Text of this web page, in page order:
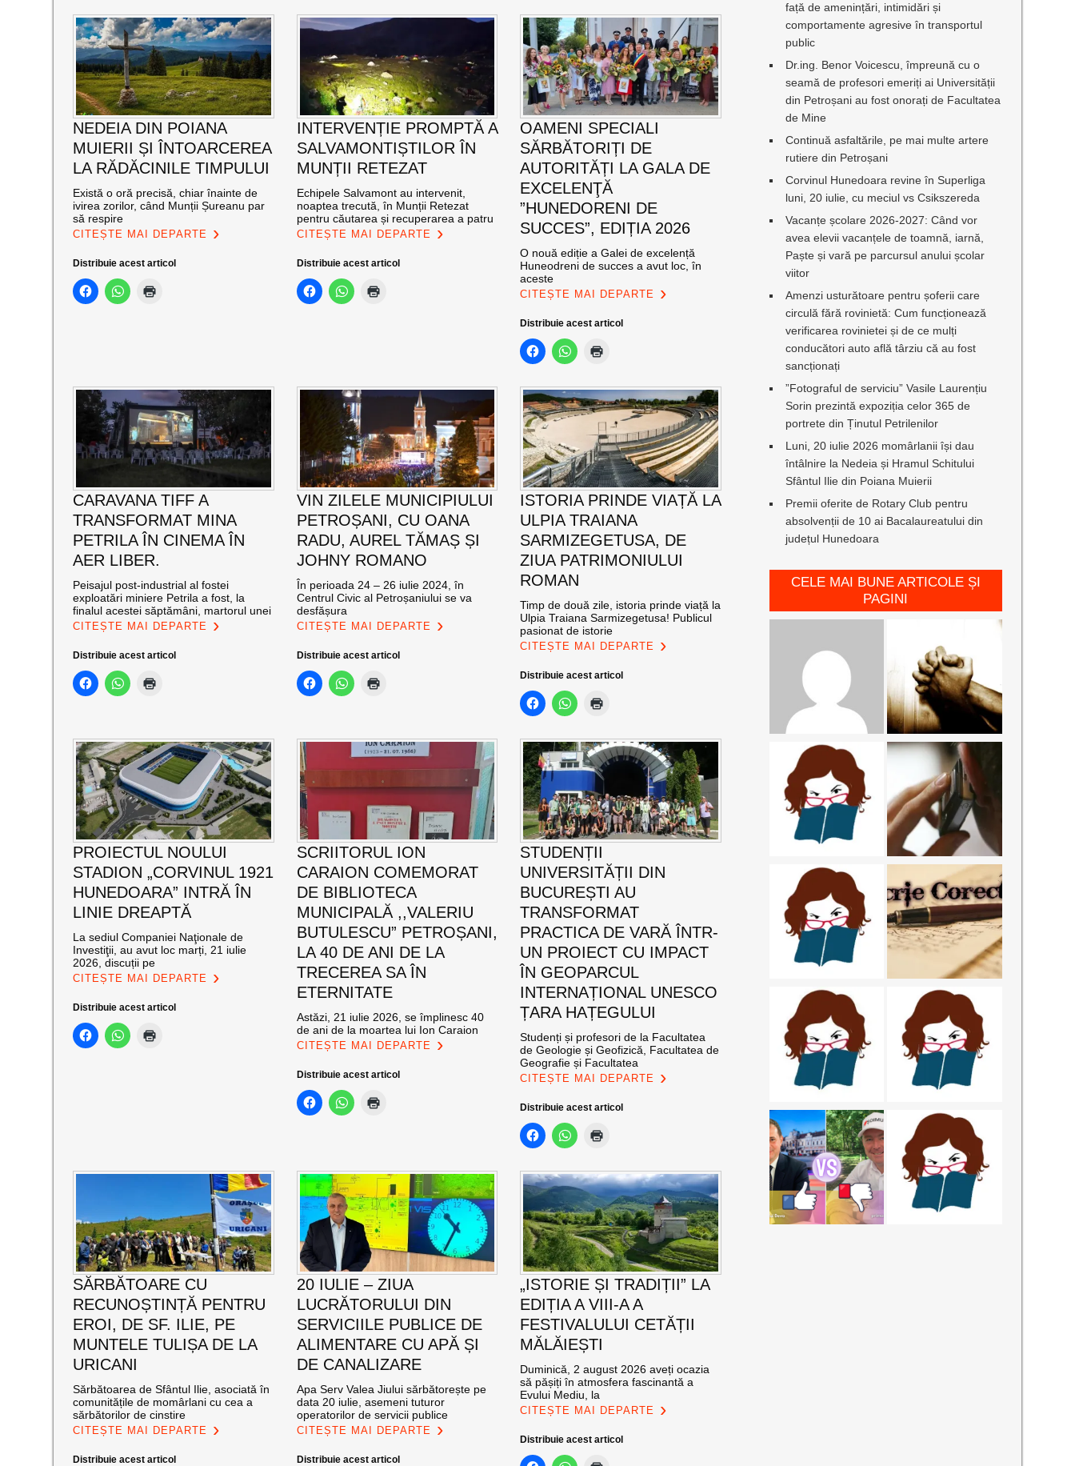
NEDEIA DIN POIANA
MUIERII ȘI ÎNTOARCEREA
LA RĂDĂCINILE TIMPULUI
Există o oră precisă, chiar înainte de
ivirea zorilor, când Munții Șureanu par
să respire
CITEȘTE MAI DEPARTE
Distribuie acest articol
INTERVENȚIE PROMPTĂ A
SALVAMONTIȘTILOR ÎN
MUNȚII RETEZAT
Echipele Salvamont au intervenit,
noaptea trecută, în Munții Retezat
pentru căutarea și recuperarea a patru
CITEȘTE MAI DEPARTE
Distribuie acest articol
OAMENI SPECIALI
SĂRBĂTORIȚI DE
AUTORITĂȚI LA GALA DE
EXCELENŢĂ
”HUNEDORENI DE
SUCCES”, EDIȚIA 2026
O nouă ediție a Galei de excelență
Huneodreni de succes a avut loc, în
aceste
CITEȘTE MAI DEPARTE
Distribuie acest articol
CARAVANA TIFF A
TRANSFORMAT MINA
PETRILA ÎN CINEMA ÎN
AER LIBER.
Peisajul post-industrial al fostei
exploatări miniere Petrila a fost, la
finalul acestei săptămâni, martorul unei
CITEȘTE MAI DEPARTE
Distribuie acest articol
VIN ZILELE MUNICIPIULUI
PETROȘANI, CU OANA
RADU, AUREL TĂMAȘ ȘI
JOHNY ROMANO
În perioada 24 – 26 iulie 2024, în
Centrul Civic al Petroșaniului se va
desfășura
CITEȘTE MAI DEPARTE
Distribuie acest articol
ISTORIA PRINDE VIAȚĂ LA
ULPIA TRAIANA
SARMIZEGETUSA, DE
ZIUA PATRIMONIULUI
ROMAN
Timp de două zile, istoria prinde viață la
Ulpia Traiana Sarmizegetusa! Publicul
pasionat de istorie
CITEȘTE MAI DEPARTE
Distribuie acest articol
PROIECTUL NOULUI
STADION „CORVINUL 1921
HUNEDOARA” INTRĂ ÎN
LINIE DREAPTĂ
La sediul Companiei Naţionale de
Investiţii, au avut loc marți, 21 iulie
2026, discuții pe
CITEȘTE MAI DEPARTE
Distribuie acest articol
SCRIITORUL ION
CARAION COMEMORAT
DE BIBLIOTECA
MUNICIPALĂ ,,VALERIU
BUTULESCU” PETROȘANI,
LA 40 DE ANI DE LA
TRECEREA SA ÎN
ETERNITATE
Astăzi, 21 iulie 2026, se împlinesc 40
de ani de la moartea lui Ion Caraion
CITEȘTE MAI DEPARTE
Distribuie acest articol
STUDENȚII
UNIVERSITĂȚII DIN
BUCUREȘTI AU
TRANSFORMAT
PRACTICA DE VARĂ ÎNTR-
UN PROIECT CU IMPACT
ÎN GEOPARCUL
INTERNAȚIONAL UNESCO
ȚARA HAȚEGULUI
Studenți și profesori de la Facultatea
de Geologie și Geofizică, Facultatea de
Geografie și Facultatea
CITEȘTE MAI DEPARTE
Distribuie acest articol
SĂRBĂTOARE CU
RECUNOȘTINȚĂ PENTRU
EROI, DE SF. ILIE, PE
MUNTELE TULIȘA DE LA
URICANI
Sărbătoarea de Sfântul Ilie, asociată în
comunitățile de momârlani cu cea a
sărbătorilor de cinstire
CITEȘTE MAI DEPARTE
Distribuie acest articol
20 IULIE – ZIUA
LUCRĂTORULUI DIN
SERVICIILE PUBLICE DE
ALIMENTARE CU APĂ ȘI
DE CANALIZARE
Apa Serv Valea Jiului sărbătorește pe
data 20 iulie, asemeni tuturor
operatorilor de servicii publice
CITEȘTE MAI DEPARTE
Distribuie acest articol
„ISTORIE ȘI TRADIȚII” LA
EDIȚIA A VIII-A A
FESTIVALULUI CETĂȚII
MĂLĂIEȘTI
Duminică, 2 august 2026 aveți ocazia
să pășiți în atmosfera fascinantă a
Evului Mediu, la
CITEȘTE MAI DEPARTE
Distribuie acest articol
față de amenințări, intimidări și
comportamente agresive în transportul
public
Dr.ing. Benor Voicescu, împreună cu o
seamă de profesori emeriți ai Universității
din Petroșani au fost onorați de Facultatea
de Mine
Continuă asfaltările, pe mai multe artere
rutiere din Petroșani
Corvinul Hunedoara revine în Superliga
luni, 20 iulie, cu meciul vs Csikszereda
Vacanțe școlare 2026-2027: Când vor
avea elevii vacanțele de toamnă, iarnă,
Paște și vară pe parcursul anului școlar
viitor
Amenzi usturătoare pentru șoferii care
circulă fără rovinietă: Cum funcționează
verificarea rovinietei și de ce mulți
conducători auto află târziu că au fost
sancționați
”Fotograful de serviciu” Vasile Laurențiu
Sorin prezintă expoziția celor 365 de
portrete din Ținutul Petrilenilor
Luni, 20 iulie 2026 momârlanii își dau
întâlnire la Nedeia și Hramul Schitului
Sfântul Ilie din Poiana Muierii
Premii oferite de Rotary Club pentru
absolvenții de 10 ai Bacalaureatului din
județul Hunedoara
CELE MAI BUNE ARTICOLE ȘI
PAGINI